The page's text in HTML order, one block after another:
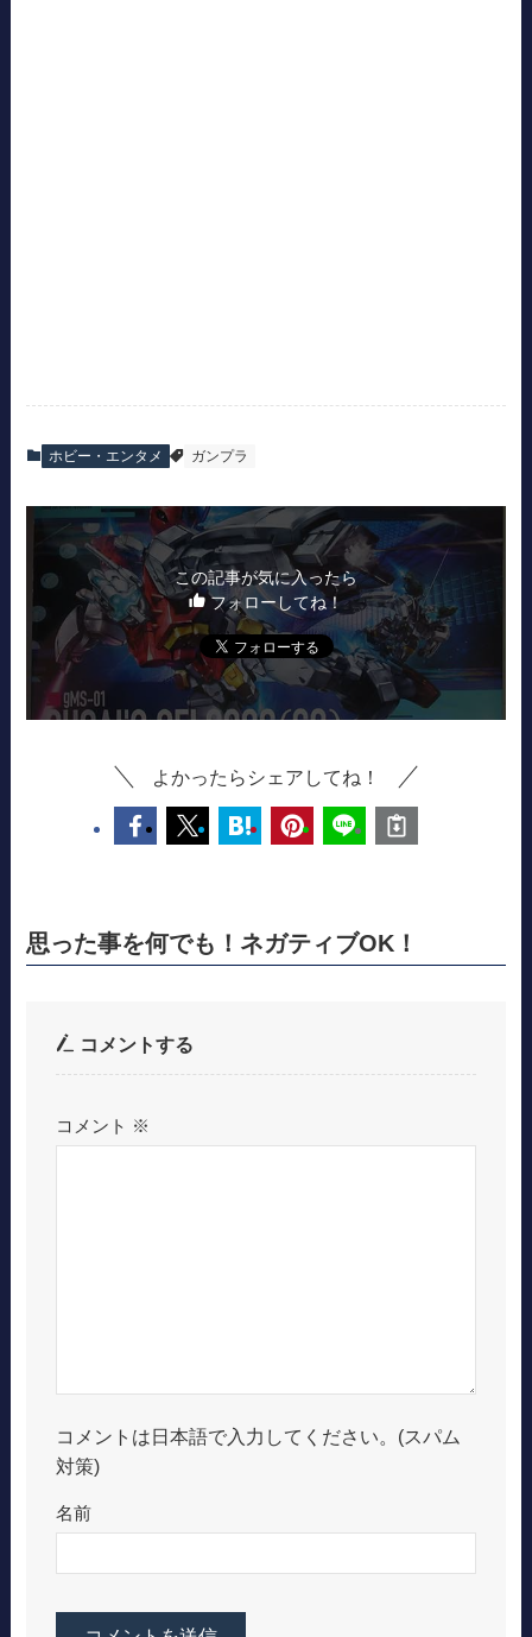
ホビー・エンタメ ガンプラ
この記事が気に入ったら
フォローしてね！
よかったらシェアしてね！
思った事を何でも！ネガティブOK！
コメントする
コメント ※
コメントは日本語で入力してください。(スパム
対策)
名前